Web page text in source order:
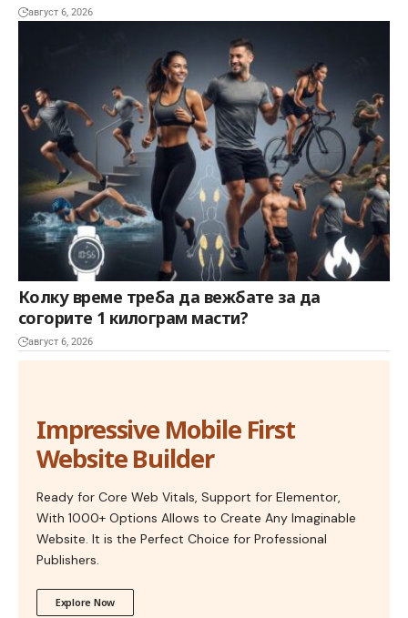
август 6, 2026
Колку време треба да вежбате за да
согорите 1 килограм масти?
август 6, 2026
Impressive Mobile First
Website Builder
Ready for Core Web Vitals, Support for Elementor,
With 1000+ Options Allows to Create Any Imaginable
Website. It is the Perfect Choice for Professional
Publishers.
Explore Now